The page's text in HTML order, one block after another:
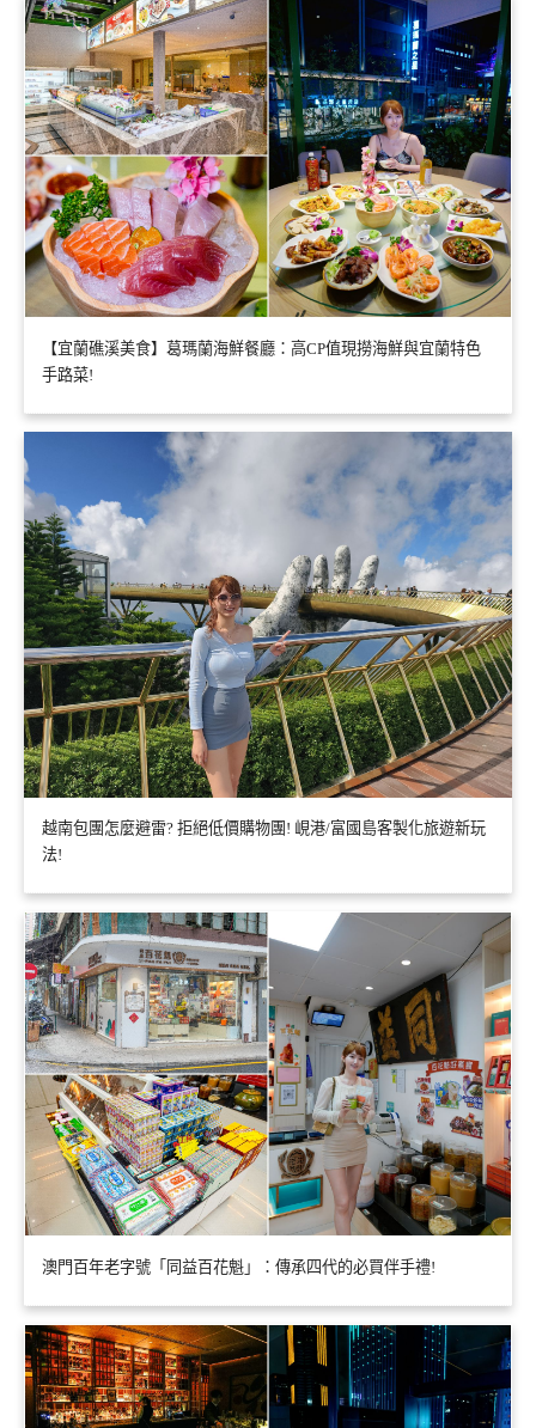
【宜蘭礁溪美食】葛瑪蘭海鮮餐廳：高CP值現撈海鮮與宜蘭特色
手路菜!
越南包團怎麼避雷? 拒絕低價購物團! 峴港/富國島客製化旅遊新玩
法!
澳門百年老字號「同益百花魁」：傳承四代的必買伴手禮!